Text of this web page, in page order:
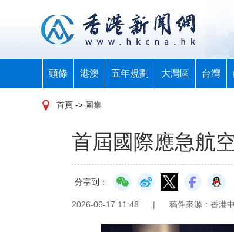
頭條 港澳 五年規劃 大灣區 台灣
首頁 -> 圖集
首屆國際應急航
分享到：
2026-06-17 11:48 | 稿件來源：香港